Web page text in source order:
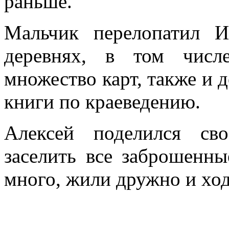
Мальчик перелопатил
деревнях, в том
множество карт, также и
книги по краеведению.
Алексей поделился
заселить все
много, жили дружно и